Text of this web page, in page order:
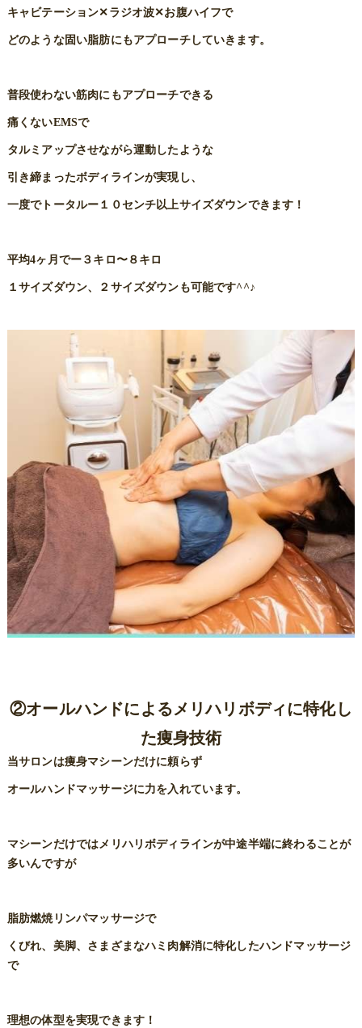
キャビテーション✕ラジオ波✕お腹ハイフで
どのような固い脂肪にもアプローチしていきます。
普段使わない筋肉にもアプローチできる
痛くないEMSで
タルミアップさせながら運動したような
引き締まったボディラインが実現し、
一度でトータルー１０センチ以上サイズダウンできます！
平均4ヶ月でー３キロ〜８キロ
１サイズダウン、２サイズダウンも可能です^^♪
②オールハンドによるメリハリボディに特化し
た痩身技術
当サロンは痩身マシーンだけに頼らず
オールハンドマッサージに力を入れています。
マシーンだけではメリハリボディラインが中途半端に終わることが
多いんですが
脂肪燃焼リンパマッサージで
くびれ、美脚、さまざまなハミ肉解消に特化したハンドマッサージ
で
理想の体型を実現できます！